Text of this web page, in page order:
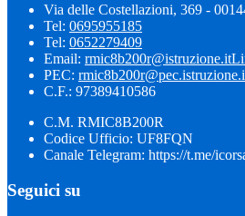
Via delle Costellazioni, 369 -
Tel: 0695955185
Tel: 0652279409
Email: rmic8b200r@istruzione.it
PEC:
C.F.: 97389410586
C.M. RMIC8B200R
Codice Ufficio: UF8FQN
Canale Telegram: https://t.me/
Seguici su